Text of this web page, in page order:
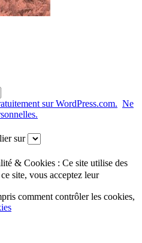
sur WordPress.com. Ne
sur
& Cookies : Ce site utilise des
site, vous acceptez leur
comment contrôler les cookies,